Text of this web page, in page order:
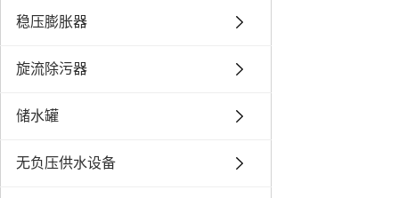
稳压膨胀器
旋流除污器
储水罐
无负压供水设备